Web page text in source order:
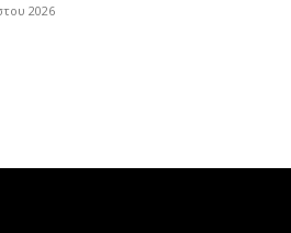
2026